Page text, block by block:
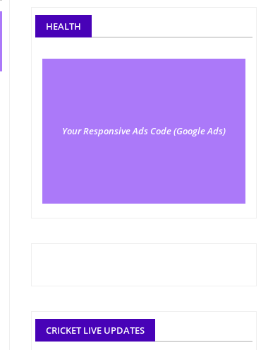
HEALTH
Your Responsive Ads Code (Google Ads)
CRICKET LIVE UPDATES